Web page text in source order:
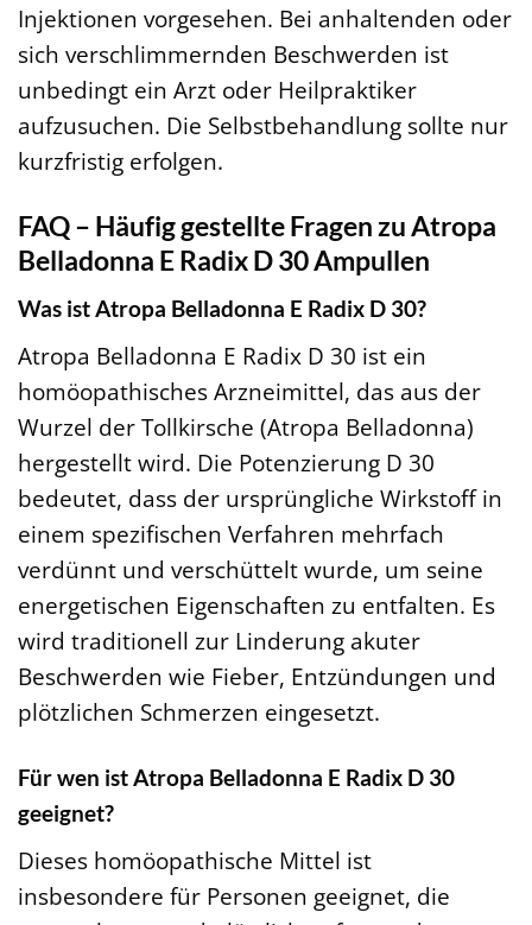
Injektionen vorgesehen. Bei anhaltenden oder
sich verschlimmernden Beschwerden ist
unbedingt ein Arzt oder Heilpraktiker
aufzusuchen. Die Selbstbehandlung sollte nur
kurzfristig erfolgen.
FAQ – Häufig gestellte Fragen zu Atropa
Belladonna E Radix D 30 Ampullen
Was ist Atropa Belladonna E Radix D 30?
Atropa Belladonna E Radix D 30 ist ein
homöopathisches Arzneimittel, das aus der
Wurzel der Tollkirsche (Atropa Belladonna)
hergestellt wird. Die Potenzierung D 30
bedeutet, dass der ursprüngliche Wirkstoff in
einem spezifischen Verfahren mehrfach
verdünnt und verschüttelt wurde, um seine
energetischen Eigenschaften zu entfalten. Es
wird traditionell zur Linderung akuter
Beschwerden wie Fieber, Entzündungen und
plötzlichen Schmerzen eingesetzt.
Für wen ist Atropa Belladonna E Radix D 30
geeignet?
Dieses homöopathische Mittel ist
insbesondere für Personen geeignet, die